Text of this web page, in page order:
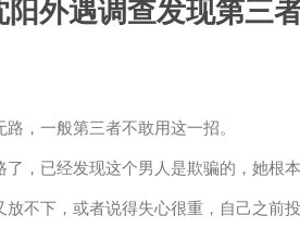
阳外遇调查发现第三
，一般第三者不敢用这一招。
，已经发现这个男人是欺骗的，她根
不下，或者说得失心很重，自己之前